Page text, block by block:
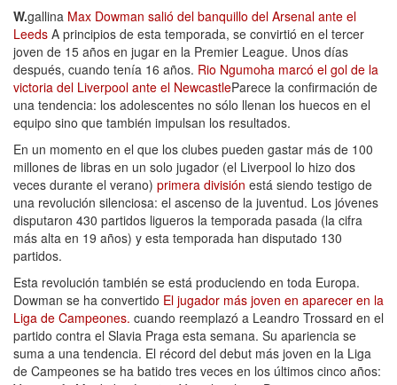
W.gallina Max Dowman salió del banquillo del Arsenal ante el
Leeds A principios de esta temporada, se convirtió en el tercer
joven de 15 años en jugar en la Premier League. Unos días
después, cuando tenía 16 años. Rio Ngumoha marcó el gol de la
victoria del Liverpool ante el NewcastleParece la confirmación de
una tendencia: los adolescentes no sólo llenan los huecos en el
equipo sino que también impulsan los resultados.
En un momento en el que los clubes pueden gastar más de 100
millones de libras en un solo jugador (el Liverpool lo hizo dos
veces durante el verano) primera división está siendo testigo de
una revolución silenciosa: el ascenso de la juventud. Los jóvenes
disputaron 430 partidos ligueros la temporada pasada (la cifra
más alta en 19 años) y esta temporada han disputado 130
partidos.
Esta revolución también se está produciendo en toda Europa.
Dowman se ha convertido El jugador más joven en aparecer en la
Liga de Campeones. cuando reemplazó a Leandro Trossard en el
partido contra el Slavia Praga esta semana. Su apariencia se
suma a una tendencia. El récord del debut más joven en la Liga
de Campeones se ha batido tres veces en los últimos cinco años: